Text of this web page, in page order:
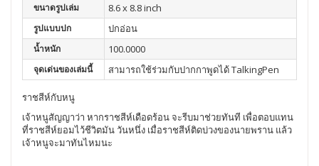
ขนาดรูปเล่ม 8.6 x 8.8 inch
รูปแบบปก ปกอ่อน
น้ำหนัก 100.0000
จุดเด่นของเล่มนี้ สามารถใช้ร่วมกับปากกาพูดได้ TalkingPen
ราชสีห์กับหนู
เจ้าหนูสัญญาว่า หากราชสีห์เดือดร้อน จะรีบมาช่วยทันที เพื่อตอบแทน
ที่ราชสีห์ยอมไว้ชีวิตมัน วันหนึ่ง เมื่อราชสีห์ติดบ่วงของนายพราน แล้ว
เจ้าหนูจะมาทันไหมนะ